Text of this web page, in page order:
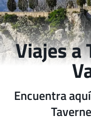
Viajes a
Encuentra